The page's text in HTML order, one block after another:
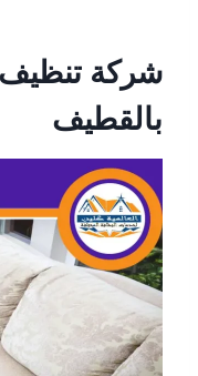
شركة تنظيف
بالقطيف